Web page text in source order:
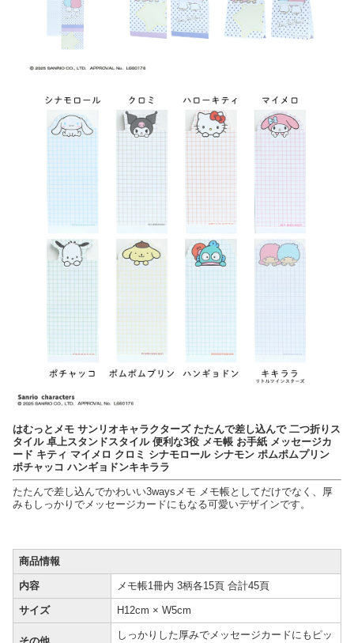
はむっとメモ サンリオキャラクターズ たたんで差し込んで 二つ折りス
タイル 卓上スタンドスタイル 便利な3役 メモ帳 お手紙 メッセージカ
ード キティ マイメロ クロミ シナモロール シナモン ポムポムプリン
ポチャッコ ハンギョドンキキララ
たたんで差し込んでかわいい3waysメモ メモ帳としてだけでなく、厚
みもしっかりでメッセージカードにもなる可愛いデザインです。
商品情報
内容 メモ帳1冊内 3柄各15頁 合計45頁
サイズ H12cm × W5cm
しっかりした厚みでメッセージカードにもピッ